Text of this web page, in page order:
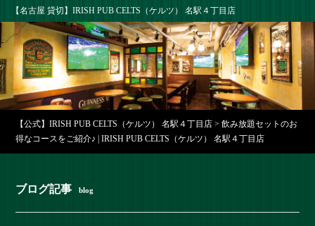
【名古屋 貸切】IRISH PUB CELTS（ケルツ） 名駅４丁目店
【公式】IRISH PUB CELTS（ケルツ） 名駅４丁目店 >飲み放題セットのお
得なコースをご紹介♪ | IRISH PUB CELTS（ケルツ） 名駅４丁目店
ブログ記事 blog